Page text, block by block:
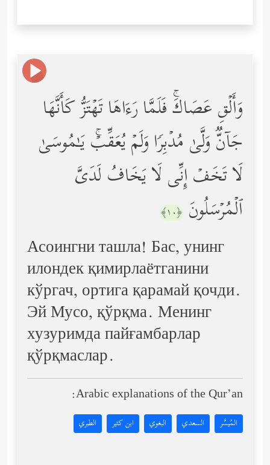
وَأَلۡقِ عَصَاكَۚ فَلَمَّا رَءَاهَا تَهۡتَزُّ كَأَنَّهَا
جَاۤنࣱّ وَلَّىٰ مُدۡبِرࣰا وَلَمۡ یُعَقِّبۡۚ یَـٰمُوسَىٰ
لَا تَخَفۡ إِنِّی لَا یَخَافُ لَدَیَّ
ٱلۡمُرۡسَلُونَ ﴿١٠﴾
Асоингни ташла! Бас, унинг
илондек қимирлаётганини
кўргач, ортига қарамай қочди.
Эй Мусо, қўрқма. Менинг
хузуримда пайғамбарлар
қўрқмаслар.
Arabic explanations of the Qur’an:
المُيسَّر السعدي البغوي ابن كثير الطبري